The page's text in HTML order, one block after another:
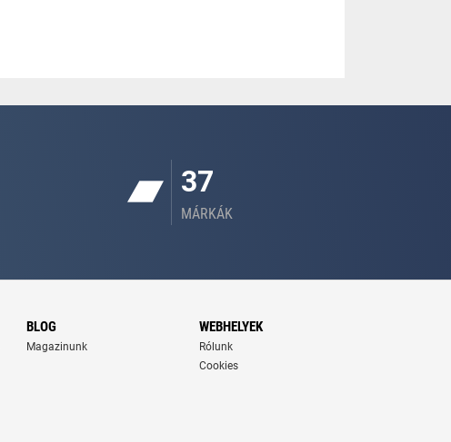
37
MÁRKÁK
BLOG
Magazinunk
WEBHELYEK
Rólunk
Cookies